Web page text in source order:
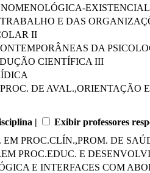
E DAS
II
DA
CIENTÍFICA III
DE AVAL.,ORIENTAÇÃO
| Exibir professores
EM PROC.CLÍN.,PROM. DE
PROC.EDUC. E
E INTERFACES COM